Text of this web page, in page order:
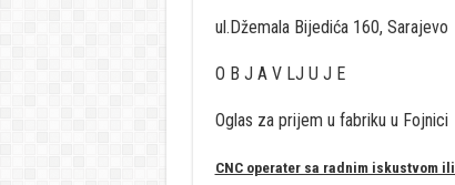
ul.Džemala Bijedića 160, Sarajevo
O B J A V LJ U J E
Oglas za prijem u fabriku u Fojnici
CNC operater sa radnim iskustvom